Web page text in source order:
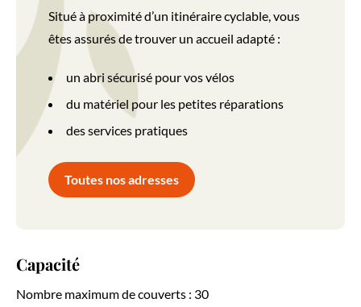
Situé à proximité d’un itinéraire cyclable, vous
êtes assurés de trouver un accueil adapté :
un abri sécurisé pour vos vélos
du matériel pour les petites réparations
des services pratiques
Toutes nos adresses
Capacité
Nombre maximum de couverts : 30